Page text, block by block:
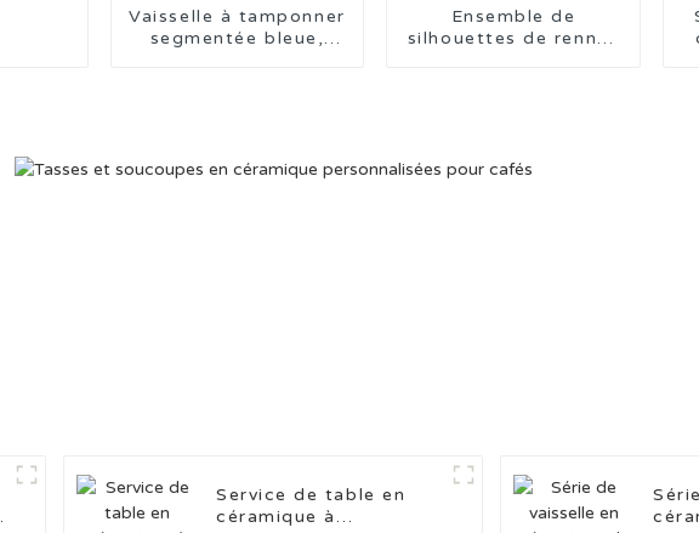
Vaisselle à tamponner
segmentée bleue,
Ensemble de
silhouettes de rennes
Service de table en
céramique à